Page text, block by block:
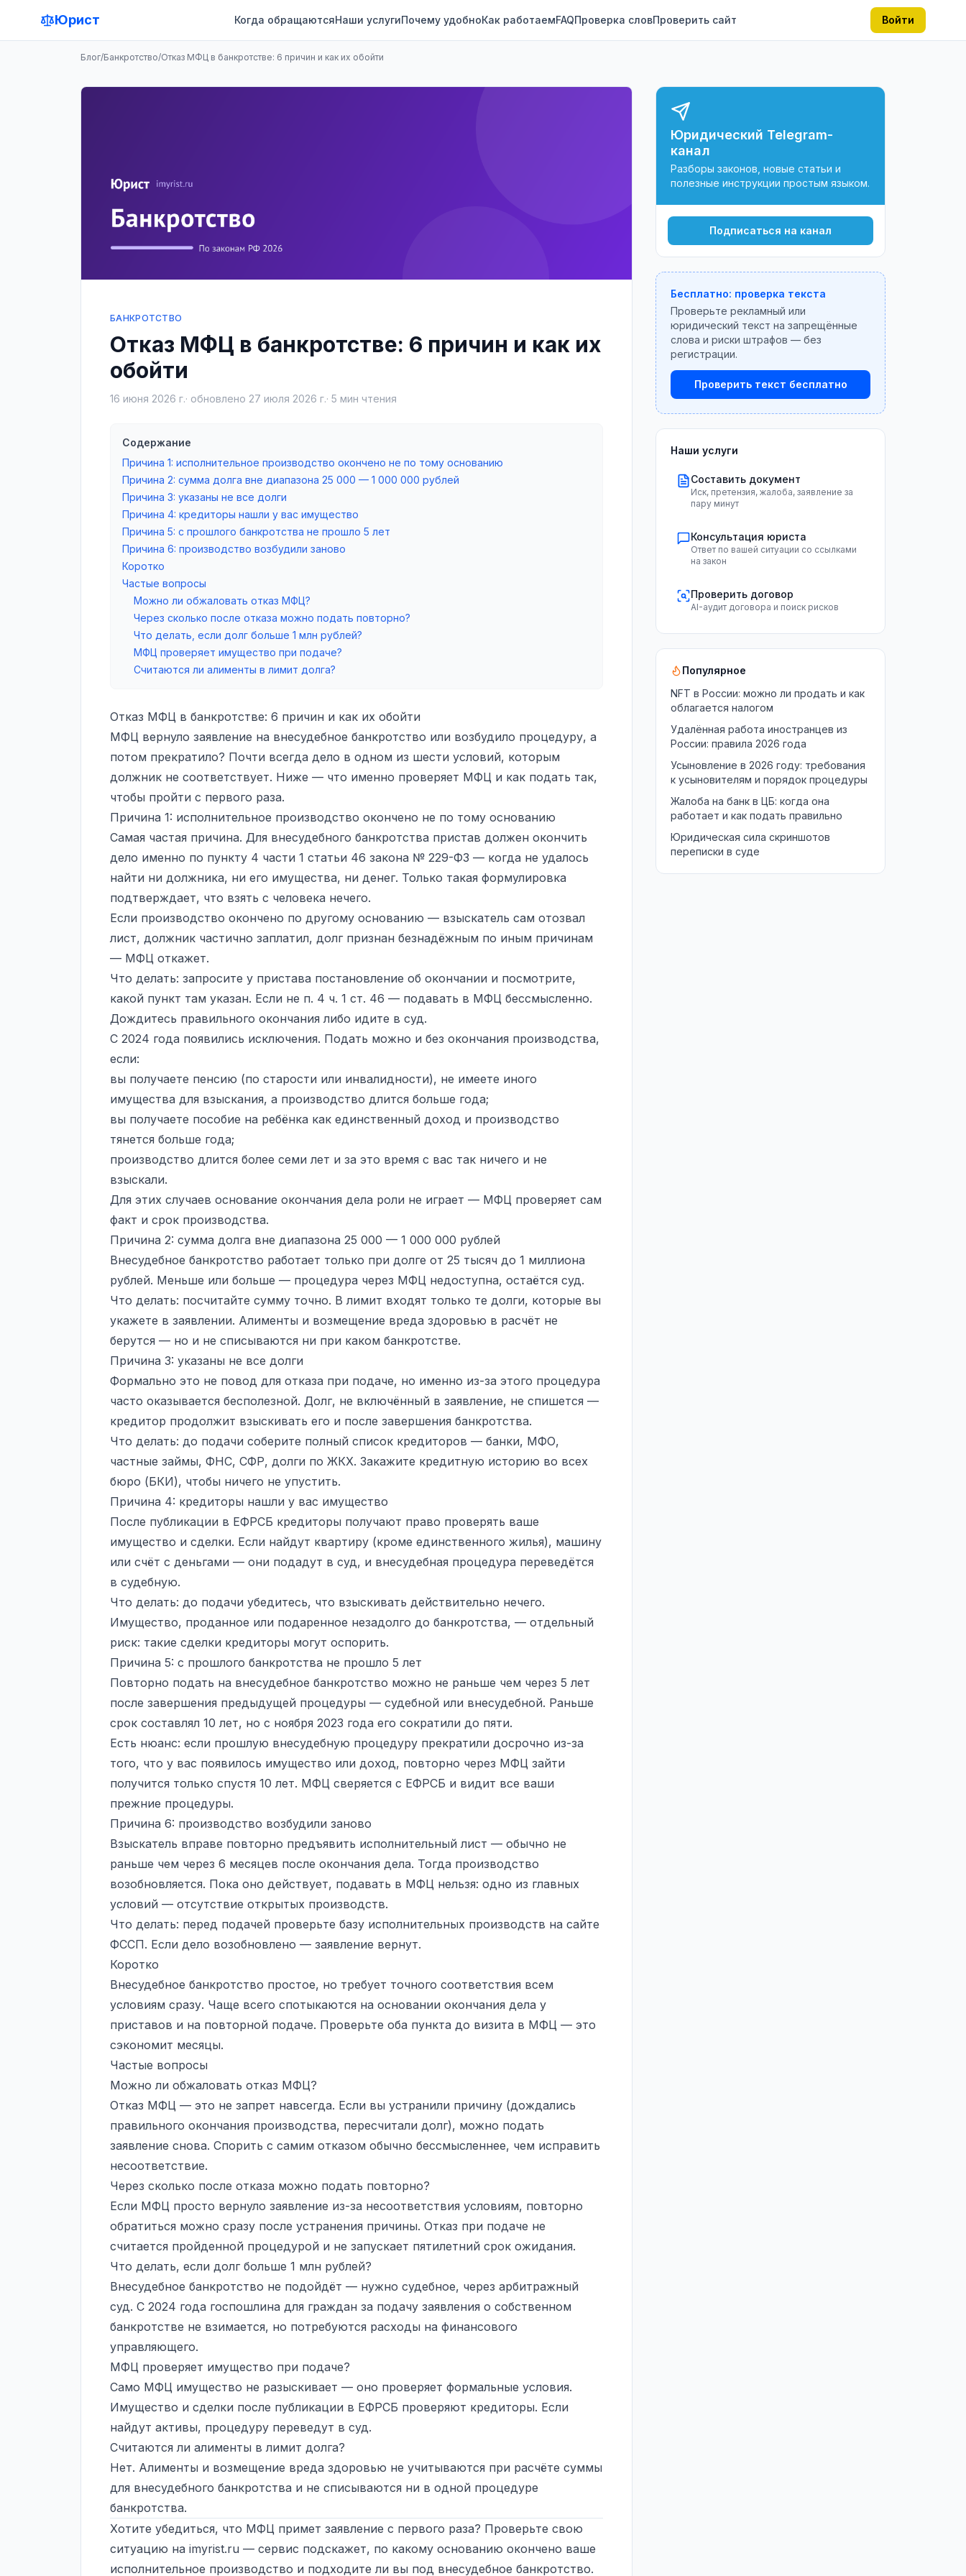
Юрист Когда обращаютсяНаши услугиПочему удобноКак работаемFAQПроверка словПроверить сайт Войти
Блог/Банкротство/Отказ МФЦ в банкротстве: 6 причин и как их обойти
БАНКРОТСТВО
Отказ МФЦ в банкротстве: 6 причин и как их
обойти
16 июня 2026 г.· обновлено 27 июля 2026 г.· 5 мин чтения
Содержание
Причина 1: исполнительное производство окончено не по тому основанию
Причина 2: сумма долга вне диапазона 25 000 — 1 000 000 рублей
Причина 3: указаны не все долги
Причина 4: кредиторы нашли у вас имущество
Причина 5: с прошлого банкротства не прошло 5 лет
Причина 6: производство возбудили заново
Коротко
Частые вопросы
Можно ли обжаловать отказ МФЦ?
Через сколько после отказа можно подать повторно?
Что делать, если долг больше 1 млн рублей?
МФЦ проверяет имущество при подаче?
Считаются ли алименты в лимит долга?
Отказ МФЦ в банкротстве: 6 причин и как их обойти
МФЦ вернуло заявление на внесудебное банкротство или возбудило процедуру, а
потом прекратило? Почти всегда дело в одном из шести условий, которым
должник не соответствует. Ниже — что именно проверяет МФЦ и как подать так,
чтобы пройти с первого раза.
Причина 1: исполнительное производство окончено не по тому основанию
Самая частая причина. Для внесудебного банкротства пристав должен окончить
дело именно по пункту 4 части 1 статьи 46 закона № 229-ФЗ — когда не удалось
найти ни должника, ни его имущества, ни денег. Только такая формулировка
подтверждает, что взять с человека нечего.
Если производство окончено по другому основанию — взыскатель сам отозвал
лист, должник частично заплатил, долг признан безнадёжным по иным причинам
— МФЦ откажет.
Что делать: запросите у пристава постановление об окончании и посмотрите,
какой пункт там указан. Если не п. 4 ч. 1 ст. 46 — подавать в МФЦ бессмысленно.
Дождитесь правильного окончания либо идите в суд.
С 2024 года появились исключения. Подать можно и без окончания производства,
если:
вы получаете пенсию (по старости или инвалидности), не имеете иного
имущества для взыскания, а производство длится больше года;
вы получаете пособие на ребёнка как единственный доход и производство
тянется больше года;
производство длится более семи лет и за это время с вас так ничего и не
взыскали.
Для этих случаев основание окончания дела роли не играет — МФЦ проверяет сам
факт и срок производства.
Причина 2: сумма долга вне диапазона 25 000 — 1 000 000 рублей
Внесудебное банкротство работает только при долге от 25 тысяч до 1 миллиона
рублей. Меньше или больше — процедура через МФЦ недоступна, остаётся суд.
Что делать: посчитайте сумму точно. В лимит входят только те долги, которые вы
укажете в заявлении. Алименты и возмещение вреда здоровью в расчёт не
берутся — но и не списываются ни при каком банкротстве.
Причина 3: указаны не все долги
Формально это не повод для отказа при подаче, но именно из-за этого процедура
часто оказывается бесполезной. Долг, не включённый в заявление, не спишется —
кредитор продолжит взыскивать его и после завершения банкротства.
Что делать: до подачи соберите полный список кредиторов — банки, МФО,
частные займы, ФНС, СФР, долги по ЖКХ. Закажите кредитную историю во всех
бюро (БКИ), чтобы ничего не упустить.
Причина 4: кредиторы нашли у вас имущество
После публикации в ЕФРСБ кредиторы получают право проверять ваше
имущество и сделки. Если найдут квартиру (кроме единственного жилья), машину
или счёт с деньгами — они подадут в суд, и внесудебная процедура переведётся
в судебную.
Что делать: до подачи убедитесь, что взыскивать действительно нечего.
Имущество, проданное или подаренное незадолго до банкротства, — отдельный
риск: такие сделки кредиторы могут оспорить.
Причина 5: с прошлого банкротства не прошло 5 лет
Повторно подать на внесудебное банкротство можно не раньше чем через 5 лет
после завершения предыдущей процедуры — судебной или внесудебной. Раньше
срок составлял 10 лет, но с ноября 2023 года его сократили до пяти.
Есть нюанс: если прошлую внесудебную процедуру прекратили досрочно из-за
того, что у вас появилось имущество или доход, повторно через МФЦ зайти
получится только спустя 10 лет. МФЦ сверяется с ЕФРСБ и видит все ваши
прежние процедуры.
Причина 6: производство возбудили заново
Взыскатель вправе повторно предъявить исполнительный лист — обычно не
раньше чем через 6 месяцев после окончания дела. Тогда производство
возобновляется. Пока оно действует, подавать в МФЦ нельзя: одно из главных
условий — отсутствие открытых производств.
Что делать: перед подачей проверьте базу исполнительных производств на сайте
ФССП. Если дело возобновлено — заявление вернут.
Коротко
Внесудебное банкротство простое, но требует точного соответствия всем
условиям сразу. Чаще всего спотыкаются на основании окончания дела у
приставов и на повторной подаче. Проверьте оба пункта до визита в МФЦ — это
сэкономит месяцы.
Частые вопросы
Можно ли обжаловать отказ МФЦ?
Отказ МФЦ — это не запрет навсегда. Если вы устранили причину (дождались
правильного окончания производства, пересчитали долг), можно подать
заявление снова. Спорить с самим отказом обычно бессмысленнее, чем исправить
несоответствие.
Через сколько после отказа можно подать повторно?
Если МФЦ просто вернуло заявление из-за несоответствия условиям, повторно
обратиться можно сразу после устранения причины. Отказ при подаче не
считается пройденной процедурой и не запускает пятилетний срок ожидания.
Что делать, если долг больше 1 млн рублей?
Внесудебное банкротство не подойдёт — нужно судебное, через арбитражный
суд. С 2024 года госпошлина для граждан за подачу заявления о собственном
банкротстве не взимается, но потребуются расходы на финансового
управляющего.
МФЦ проверяет имущество при подаче?
Само МФЦ имущество не разыскивает — оно проверяет формальные условия.
Имущество и сделки после публикации в ЕФРСБ проверяют кредиторы. Если
найдут активы, процедуру переведут в суд.
Считаются ли алименты в лимит долга?
Нет. Алименты и возмещение вреда здоровью не учитываются при расчёте суммы
для внесудебного банкротства и не списываются ни в одной процедуре
банкротства.
Хотите убедиться, что МФЦ примет заявление с первого раза? Проверьте свою
ситуацию на imyrist.ru — сервис подскажет, по какому основанию окончено ваше
исполнительное производство и подходите ли вы под внесудебное банкротство.
Юридический Telegram-
канал
Разборы законов, новые статьи и
полезные инструкции простым языком.
Подписаться на канал
Бесплатно: проверка текста
Проверьте рекламный или
юридический текст на запрещённые
слова и риски штрафов — без
регистрации.
Проверить текст бесплатно
Наши услуги
Составить документ
Иск, претензия, жалоба, заявление за
пару минут
Консультация юриста
Ответ по вашей ситуации со ссылками
на закон
Проверить договор
AI-аудит договора и поиск рисков
Популярное
NFT в России: можно ли продать и как
облагается налогом
Удалённая работа иностранцев из
России: правила 2026 года
Усыновление в 2026 году: требования
к усыновителям и порядок процедуры
Жалоба на банк в ЦБ: когда она
работает и как подать правильно
Юридическая сила скриншотов
переписки в суде